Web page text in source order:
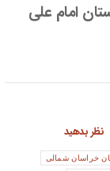
امام علی
نظر بدهید
خراسان شمالی